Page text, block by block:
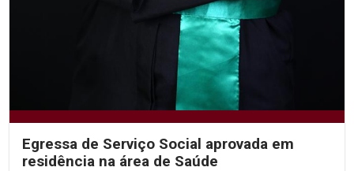
Egressa de Serviço Social aprovada em
residência na área de Saúde